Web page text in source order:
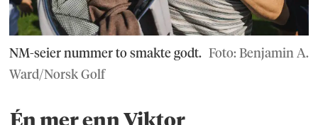
NM-seier nummer to smakte godt. Foto: Benjamin A.
Ward/Norsk Golf
Én mer enn Viktor